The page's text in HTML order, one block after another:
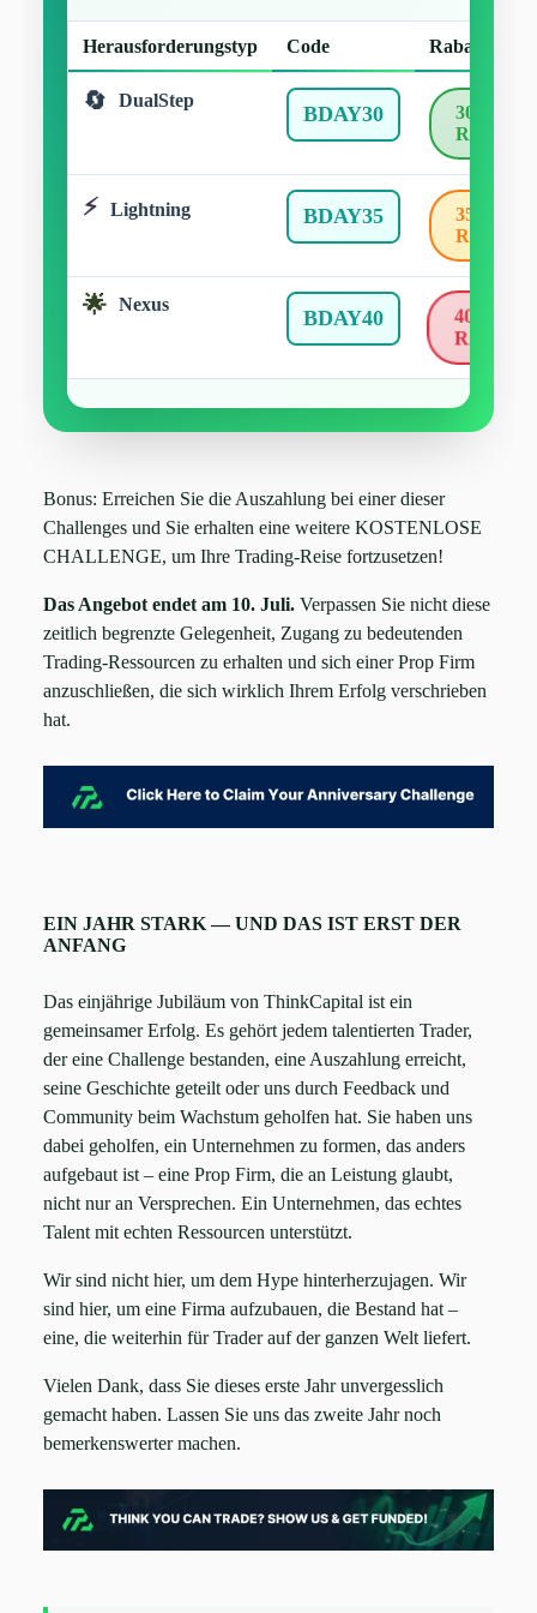
Herausforderungstyp Code Rabatt
DualStep
BDAY30
30%
RABATT
Lightning BDAY35
35%
RABATT
Nexus
BDAY40 40%
RABATT
Bonus: Erreichen Sie die Auszahlung bei einer dieser
Challenges und Sie erhalten eine weitere KOSTENLOSE
CHALLENGE, um Ihre Trading-Reise fortzusetzen!
Das Angebot endet am 10. Juli. Verpassen Sie nicht diese
zeitlich begrenzte Gelegenheit, Zugang zu bedeutenden
Trading-Ressourcen zu erhalten und sich einer Prop Firm
anzuschließen, die sich wirklich Ihrem Erfolg verschrieben
hat.
EIN JAHR STARK — UND DAS IST ERST DER
ANFANG
Das einjährige Jubiläum von ThinkCapital ist ein
gemeinsamer Erfolg. Es gehört jedem talentierten Trader,
der eine Challenge bestanden, eine Auszahlung erreicht,
seine Geschichte geteilt oder uns durch Feedback und
Community beim Wachstum geholfen hat. Sie haben uns
dabei geholfen, ein Unternehmen zu formen, das anders
aufgebaut ist – eine Prop Firm, die an Leistung glaubt,
nicht nur an Versprechen. Ein Unternehmen, das echtes
Talent mit echten Ressourcen unterstützt.
Wir sind nicht hier, um dem Hype hinterherzujagen. Wir
sind hier, um eine Firma aufzubauen, die Bestand hat –
eine, die weiterhin für Trader auf der ganzen Welt liefert.
Vielen Dank, dass Sie dieses erste Jahr unvergesslich
gemacht haben. Lassen Sie uns das zweite Jahr noch
bemerkenswerter machen.